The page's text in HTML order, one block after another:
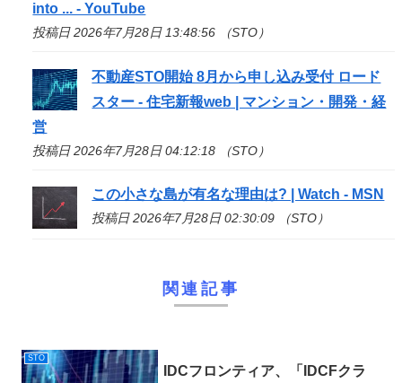
into ... - YouTube
投稿日 2026年7月28日 13:48:56 （STO）
不動産STO開始 8月から申し込み受付 ロード
スター - 住宅新報web | マンション・開発・経
営
投稿日 2026年7月28日 04:12:18 （STO）
この小さな島が有名な理由は? | Watch - MSN
投稿日 2026年7月28日 02:30:09 （STO）
関連記事
STO
IDCフロンティア、「IDCFクラ